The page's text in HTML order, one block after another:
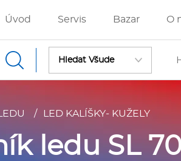
Úvod Servis Bazar O
Vstoupit
/ LED KALÍŠKY- KUŽELY
ledu SL